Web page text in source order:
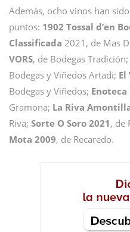
Además, ocho vinos han
puntos: 1902 Tossal d’en
Classificada 2021, de Mas
VORS, de Bodegas Tradición;
Bodegas y Viñedos Artadi; El
Bodegas y Viñedos; Enoteca
Gramona; La Riva
Riva; Sorte O Soro 2021 , de
Mota 2009, de Recaredo.